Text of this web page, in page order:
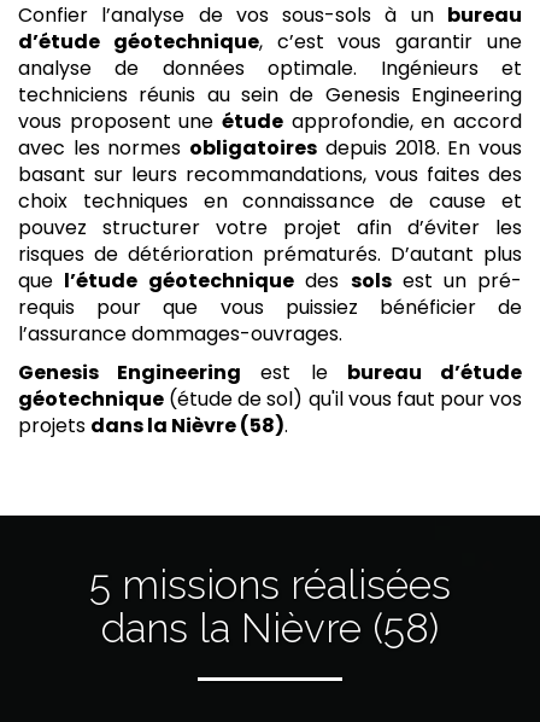
Confier l’analyse de vos sous-sols à un bureau
d’étude géotechnique, c’est vous garantir une
analyse de données optimale. Ingénieurs et
techniciens réunis au sein de Genesis Engineering
vous proposent une étude approfondie, en accord
avec les normes obligatoires depuis 2018. En vous
basant sur leurs recommandations, vous faites des
choix techniques en connaissance de cause et
pouvez structurer votre projet afin d’éviter les
risques de détérioration prématurés. D’autant plus
que l’étude géotechnique des solsest un pré-
requis pour que vous puissiez bénéficier de
l’assurance dommages-ouvrages.
Genesis Engineering est le bureau d’étude
géotechnique (étude de sol) qu'il vous faut pour vos
projets dans la Nièvre (58).
5 missions réalisées
dans la Nièvre (58)